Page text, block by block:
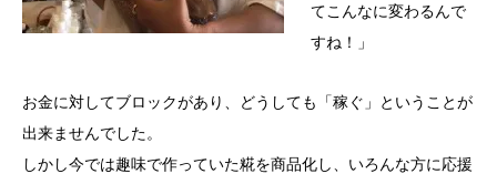
てこんなに変わるんで
すね！」
お金に対してブロックがあり、どうしても「稼ぐ」ということが
出来ませんでした。
しかし今では趣味で作っていた糀を商品化し、いろんな方に応援